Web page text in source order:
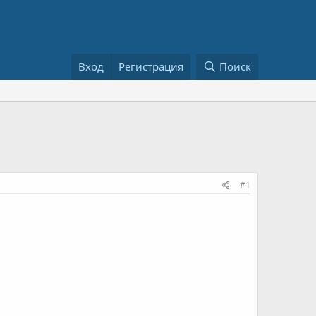
Вход Регистрация Поиск
#1